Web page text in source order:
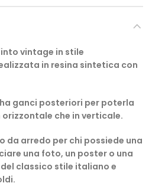
vintage in stile
in resina sintetica con
ganci posteriori per poterla
che in verticale.
da arredo per chi possiede una
una foto, un poster o una
classico stile italiano e